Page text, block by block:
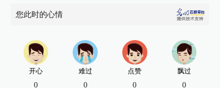
您此时的心情
开心
0
难过
0
点赞
0
飘过
0